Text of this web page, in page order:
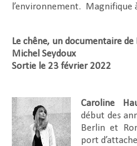
l’environnement. Magnifique
Le chêne, un documentaire
Michel Seydoux
Sortie le 23 février 2022
Caroline
début des
Berlin et
port